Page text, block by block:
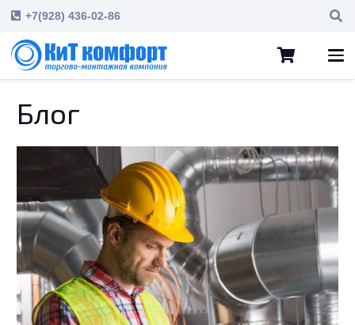
+7(928) 436-02-86
Блог